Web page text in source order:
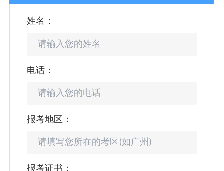
姓名：
电话：
报考地区：
报考证书：